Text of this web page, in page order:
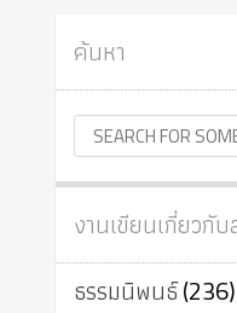
ค้นหา
งานเขียนเกี่ยวกั
ธรรมนิพนธ์(236)